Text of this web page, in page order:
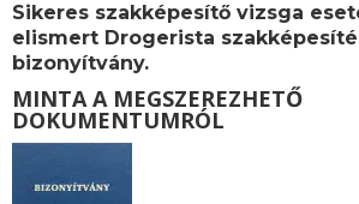
Sikeres szakképesítő vizsga
elismert Drogerista
bizonyítvány.
MINTA A MEGSZEREZHETŐ
DOKUMENTUMRÓL